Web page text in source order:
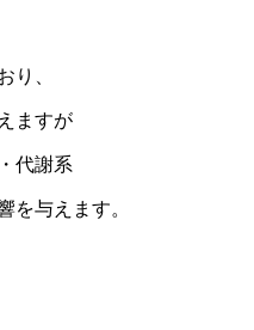
り、
ますが
代謝系
を与えます。